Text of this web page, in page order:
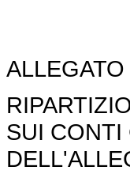
ALLEGATO
SUI CONTI